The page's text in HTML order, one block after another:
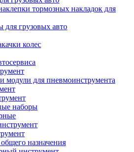
тормозных накладок для
для грузовых авто
колес
модули для пневмоинструмента
наборы
назначения